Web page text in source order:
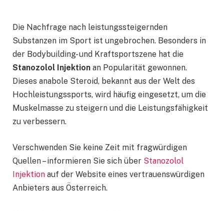
Die Nachfrage nach leistungssteigernden
Substanzen im Sport ist ungebrochen. Besonders in
der Bodybuilding- und Kraftsportszene hat die
Stanozolol Injektion an Popularität gewonnen.
Dieses anabole Steroid, bekannt aus der Welt des
Hochleistungssports, wird häufig eingesetzt, um die
Muskelmasse zu steigern und die Leistungsfähigkeit
zu verbessern.
Verschwenden Sie keine Zeit mit fragwürdigen
Quellen – informieren Sie sich über Stanozolol
Injektion auf der Website eines vertrauenswürdigen
Anbieters aus Österreich.